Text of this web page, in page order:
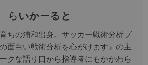
らいかーると
ちの浦和出身。サッカー戦術分析ブ
面白い戦術分析を心がけます』の主
クな語り口から指導者にもかかわら